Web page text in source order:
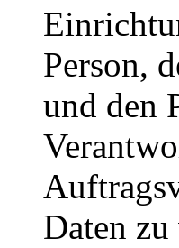
Person,
und den
Daten